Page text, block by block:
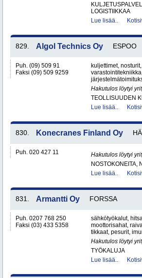
LOGISTIIKKAA
Lue lisää..
829. Algol Technics Oy ESPOO
Puh. (09) 509 91
Faksi (09) 509 9259
kuljettimet,
Hakutulos löytyi
TEOLLISUUDEN
Lue lisää..
830. Konecranes Finland Oy
Puh. 020 427 11
Hakutulos löytyi
NOSTOKONEITA,
Lue lisää..
831. Armantti Oy FORSSA
Puh. 0207 768 250
Faksi (03) 433 5358
sähkötyökalut,
moottorisahat,
tikkaat, pesurit,
Hakutulos löytyi
TYÖKALUJA
Lue lisää..